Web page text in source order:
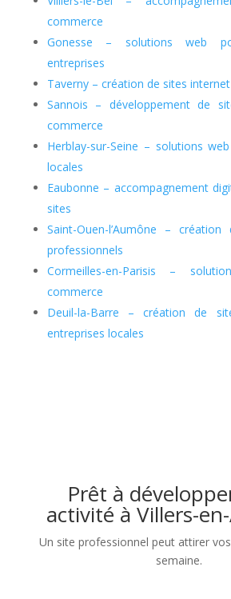
commerce
Gonesse – solutions web
entreprises
Taverny – création de sites
Sannois – développement de
commerce
Herblay-sur-Seine – solutions
locales
Eaubonne – accompagnement
sites
Saint-Ouen-l’Aumône –
professionnels
Cormeilles-en-Parisis –
commerce
Deuil-la-Barre – création de
entreprises locales
Prêt à
activité à Villers-
Un site professionnel peut attirer
semaine.